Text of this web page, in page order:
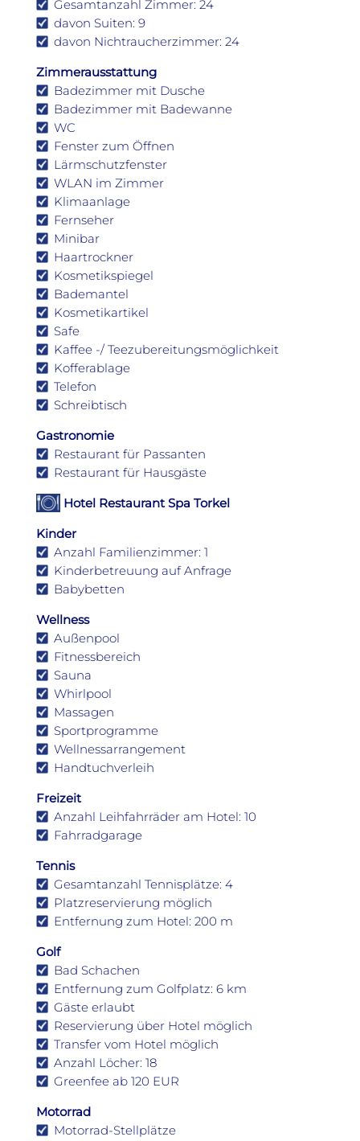
Gesamtanzahl Zimmer: 24
davon Suiten: 9
davon Nichtraucherzimmer: 24
Zimmerausstattung
Badezimmer mit Dusche
Badezimmer mit Badewanne
WC
Fenster zum Öffnen
Lärmschutzfenster
WLAN im Zimmer
Klimaanlage
Fernseher
Minibar
Haartrockner
Kosmetikspiegel
Bademantel
Kosmetikartikel
Safe
Kaffee -/ Teezubereitungsmöglichkeit
Kofferablage
Telefon
Schreibtisch
Gastronomie
Restaurant für Passanten
Restaurant für Hausgäste
Hotel Restaurant Spa Torkel
Kinder
Anzahl Familienzimmer: 1
Kinderbetreuung auf Anfrage
Babybetten
Wellness
Außenpool
Fitnessbereich
Sauna
Whirlpool
Massagen
Sportprogramme
Wellnessarrangement
Handtuchverleih
Freizeit
Anzahl Leihfahrräder am Hotel: 10
Fahrradgarage
Tennis
Gesamtanzahl Tennisplätze: 4
Platzreservierung möglich
Entfernung zum Hotel: 200 m
Golf
Bad Schachen
Entfernung zum Golfplatz: 6 km
Gäste erlaubt
Reservierung über Hotel möglich
Transfer vom Hotel möglich
Anzahl Löcher: 18
Greenfee ab 120 EUR
Motorrad
Motorrad-Stellplätze